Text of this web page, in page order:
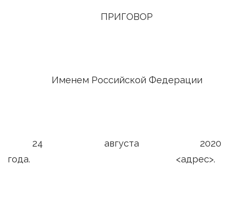
ПРИГОВОР
Именем Российской Федерации
24 августа 2020
года. <адрес>.